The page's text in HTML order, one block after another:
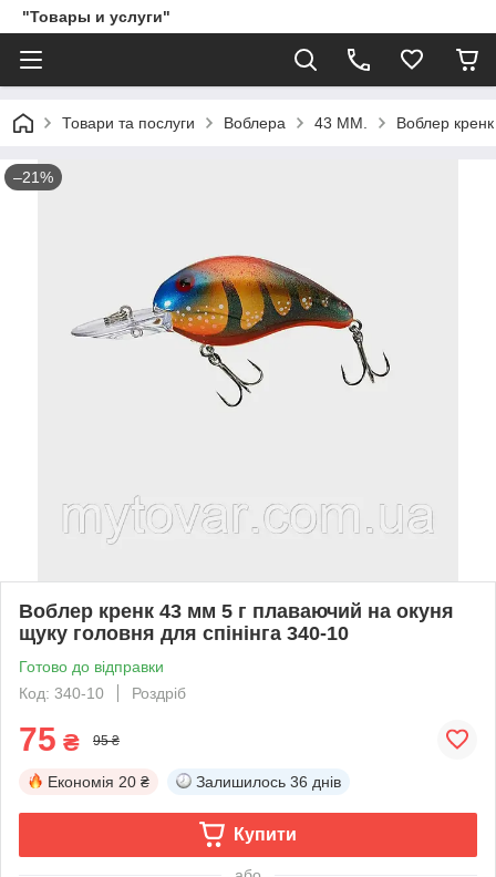
"Товары и услуги"
Товари та послуги Воблера 43 ММ. Воблер
–21%
Воблер кренк 43 мм 5 г плаваючий на окуня
щуку головня для спінінга 340-10
Готово до відправки
Код: 340-10
Роздріб
75 ₴ 95 ₴
Економія 20 ₴ Залишилось 36 днів
Купити